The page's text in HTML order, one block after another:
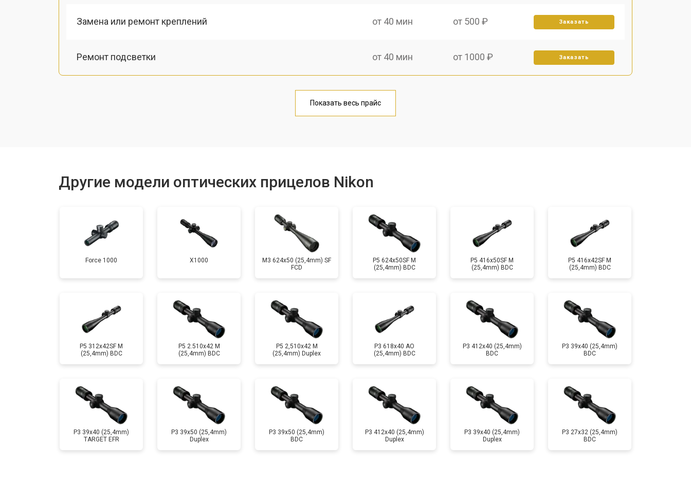
Замена или ремонт креплений от 40 мин от 500 ₽ Заказать
Ремонт подсветки от 40 мин от 1000 ₽ Заказать
от 70 мин
Показать весь прайс
Другие модели оптических прицелов Nikon
Force 1000 X1000
M3 624x50 (25,4mm) SF
FCD
P5 624x50SF M
(25,4mm) BDC
P5 416x50SF M
(25,4mm) BDC
P5 416x42SF M
(25,4mm) BDC
P5 312x42SF M
(25,4mm) BDC
P5 2.510x42 M
(25,4mm) BDC
P5 2,510x42 M
(25,4mm) Duplex
P3 618x40 AO
(25,4mm) BDC
P3 412x40 (25,4mm)
BDC
P3 39x40 (25,4mm)
BDC
P3 39x40 (25,4mm)
TARGET EFR
P3 39x50 (25,4mm)
Duplex
P3 39x50 (25,4mm)
BDC
P3 412x40 (25,4mm)
Duplex
P3 39x40 (25,4mm)
Duplex
P3 27x32 (25,4mm)
BDC